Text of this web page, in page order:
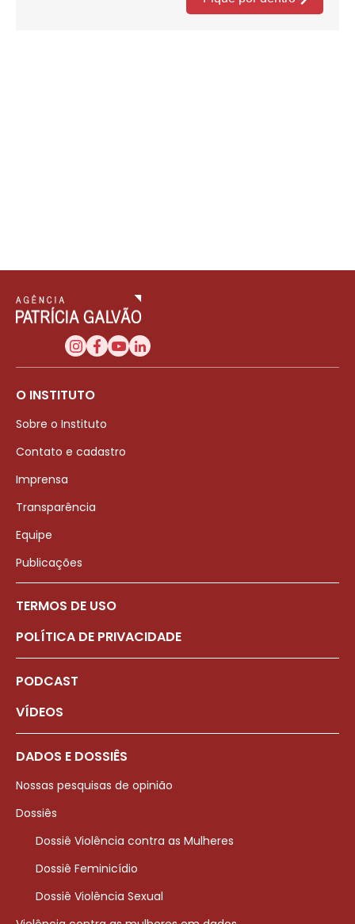
O INSTITUTO
Sobre o Instituto
Contato e cadastro
Imprensa
Transparência
Equipe
Publicações
TERMOS DE USO
POLÍTICA DE PRIVACIDADE
PODCAST
VÍDEOS
DADOS E DOSSIÊS
Nossas pesquisas de opinião
Dossiês
Dossiê Violência contra as Mulheres
Dossiê Feminicídio
Dossiê Violência Sexual